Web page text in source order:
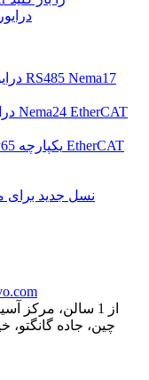
چین، جاده گانگتو،